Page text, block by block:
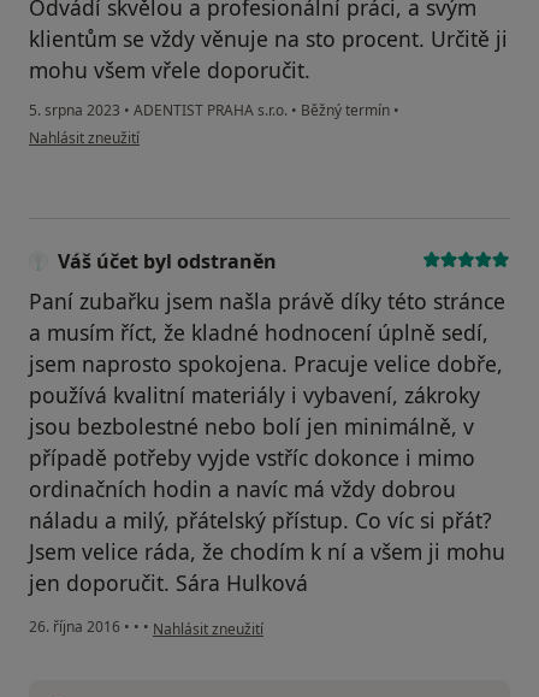
Odvádí skvělou a profesionální práci, a svým
klientům se vždy věnuje na sto procent. Určitě ji
mohu všem vřele doporučit.
5. srpna 2023 • ADENTIST PRAHA s.r.o. • Běžný termín •
podle názoru uživatele Sarah A. Nebesařová
Nahlásit zneužití
Váš účet byl odstraněn
Paní zubařku jsem našla právě díky této stránce
a musím říct, že kladné hodnocení úplně sedí,
jsem naprosto spokojena. Pracuje velice dobře,
používá kvalitní materiály i vybavení, zákroky
jsou bezbolestné nebo bolí jen minimálně, v
případě potřeby vyjde vstříc dokonce i mimo
ordinačních hodin a navíc má vždy dobrou
náladu a milý, přátelský přístup. Co víc si přát?
Jsem velice ráda, že chodím k ní a všem ji mohu
jen doporučit. Sára Hulková
26. října 2016 • • • podle názoru uživatele Váš účet byl odstraněn
Nahlásit zneužití